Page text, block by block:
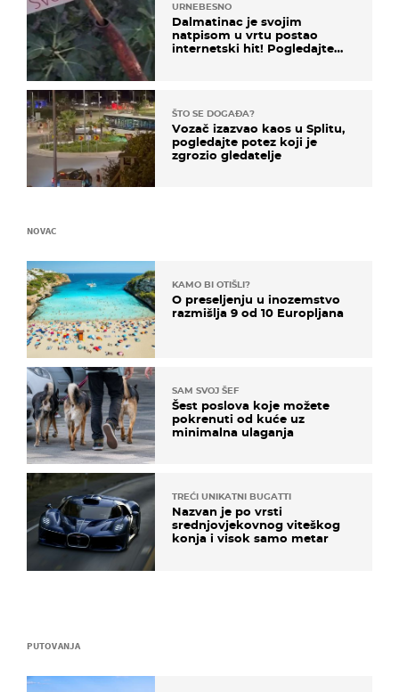
URNEBESNO
Dalmatinac je svojim
natpisom u vrtu postao
internetski hit! Pogledajte
ŠTO SE DOGAĐA?
Vozač izazvao kaos u Splitu,
pogledajte potez koji je
zgrozio gledatelje
PUTOVANJA
NOVAC
KAMO BI OTIŠLI?
O preseljenju u inozemstvo
razmišlja 9 od 10 Europljana
SAM SVOJ ŠEF
Šest poslova koje možete
pokrenuti od kuće uz
minimalna ulaganja
TREĆI UNIKATNI BUGATTI
Nazvan je po vrsti
srednjovjekovnog viteškog
konja i visok samo metar